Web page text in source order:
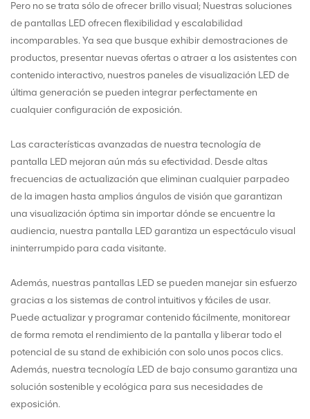
Pero no se trata sólo de ofrecer brillo visual; Nuestras soluciones
de pantallas LED ofrecen flexibilidad y escalabilidad
incomparables. Ya sea que busque exhibir demostraciones de
productos, presentar nuevas ofertas o atraer a los asistentes con
contenido interactivo, nuestros paneles de visualización LED de
última generación se pueden integrar perfectamente en
cualquier configuración de exposición.
Las características avanzadas de nuestra tecnología de
pantalla LED mejoran aún más su efectividad. Desde altas
frecuencias de actualización que eliminan cualquier parpadeo
de la imagen hasta amplios ángulos de visión que garantizan
una visualización óptima sin importar dónde se encuentre la
audiencia, nuestra pantalla LED garantiza un espectáculo visual
ininterrumpido para cada visitante.
Además, nuestras pantallas LED se pueden manejar sin esfuerzo
gracias a los sistemas de control intuitivos y fáciles de usar.
Puede actualizar y programar contenido fácilmente, monitorear
de forma remota el rendimiento de la pantalla y liberar todo el
potencial de su stand de exhibición con solo unos pocos clics.
Además, nuestra tecnología LED de bajo consumo garantiza una
solución sostenible y ecológica para sus necesidades de
exposición.